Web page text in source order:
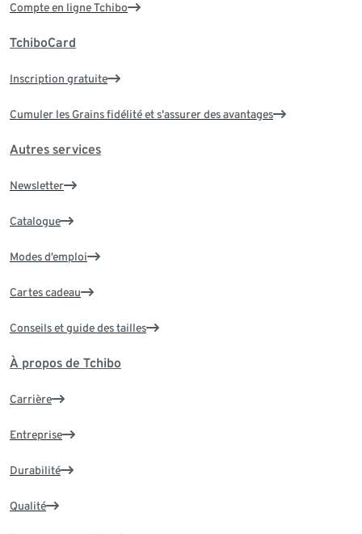
Compte en ligne Tchibo
TchiboCard
Inscription gratuite
Cumuler les Grains fidélité et s'assurer des avantages
Autres services
Newsletter
Catalogue
Modes d’emploi
Cartes cadeau
Conseils et guide des tailles
À propos de Tchibo
Carrière
Entreprise
Durabilité
Qualité